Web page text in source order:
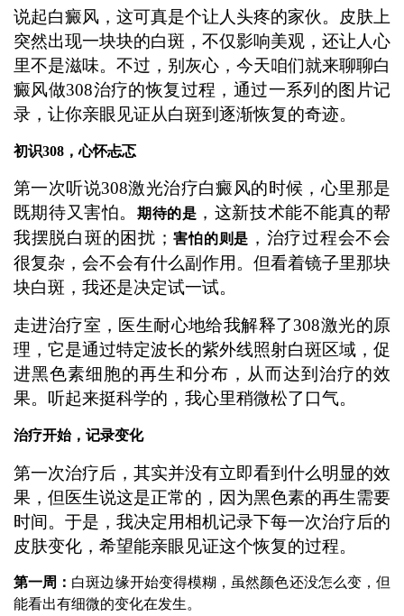
说起白癜风，这可真是个让人头疼的家伙。皮肤上
突然出现一块块的白斑，不仅影响美观，还让人心
里不是滋味。不过，别灰心，今天咱们就来聊聊白
癜风做308治疗的恢复过程，通过一系列的图片记
录，让你亲眼见证从白斑到逐渐恢复的奇迹。
初识308，心怀忐忑
第一次听说308激光治疗白癜风的时候，心里那是
既期待又害怕。
期待的是 ，这新技术能不能真的帮
我摆脱白斑的困扰； 害怕的则是 ，治疗过程会不会
很复杂，会不会有什么副作用。但看着镜子里那块
块白斑，我还是决定试一试。
走进治疗室，医生耐心地给我解释了308激光的原
理，它是通过特定波长的紫外线照射白斑区域，促
进黑色素细胞的再生和分布，从而达到治疗的效
果。听起来挺科学的，我心里稍微松了口气。
治疗开始，记录变化
第一次治疗后，其实并没有立即看到什么明显的效
果，但医生说这是正常的，因为黑色素的再生需要
时间。于是，我决定用相机记录下每一次治疗后的
皮肤变化，希望能亲眼见证这个恢复的过程。
第一周： 白斑边缘开始变得模糊，虽然颜色还没怎么变，但
能看出有细微的变化在发生。